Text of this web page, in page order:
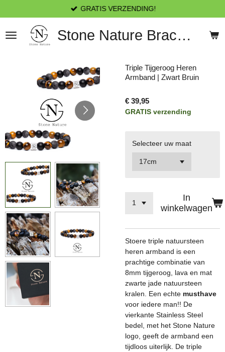
direct
naar
de
Stone Nature Bracelets
GRATIS VERZENDING!
Triple Tijgeroog Heren
Armband | Zwart Bruin
€ 39,95
GRATIS verzending
Selecteer uw maat
In
winkelwagen
Stoere triple natuursteen
heren armband is een
prachtige combinatie van
8mm tijgeroog, lava en mat
zwarte jade natuursteen
kralen. Een echte musthave
voor iedere man!! De
vierkante Stainless Steel
bedel, met het Stone Nature
logo, geeft de armband een
tijdloos uiterlijk. De triple